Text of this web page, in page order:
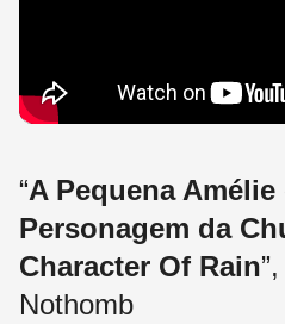
“A Pequena Amélie
Personagem da
Character Of Rain
Nothomb